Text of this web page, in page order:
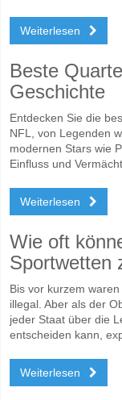
Weiterlesen
Beste
Geschichte
Entdecken Sie die
NFL, von Legenden
modernen Stars wie
Einfluss und
Weiterlesen
Wie oft
Sportwetten
Bis vor kurzem
illegal. Aber als der
jeder Staat über die
entscheiden kann,
Weiterlesen